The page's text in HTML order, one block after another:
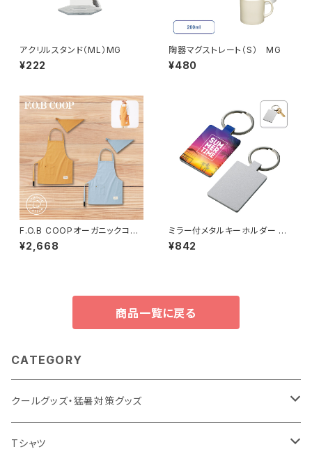
アクリルスタンド（ML）MG
¥222
陶器マグストレート（S） MG
¥480
F.O.B COOPオーガニックコッ
トンワークエプロン キッズ M
G
¥2,668
ミラー付メタルキーホルダー M
¥842
商品一覧に戻る
CATEGORY
クールグッズ・猛暑対策グッズ
扇風機
Tシャツ